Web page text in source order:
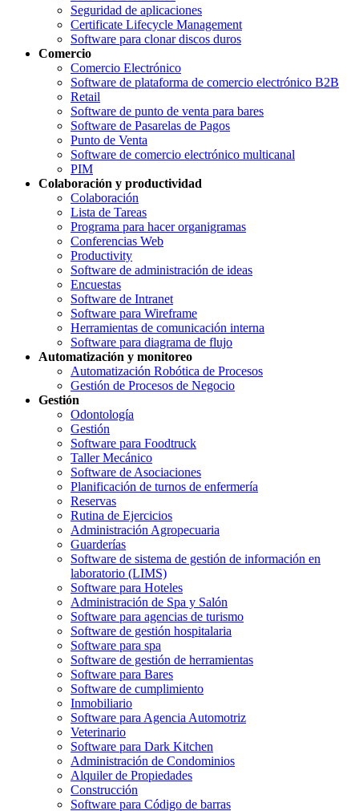
Seguridad de aplicaciones
Certificate Lifecycle Management
Software para clonar discos duros
Comercio
Comercio Electrónico
Software de plataforma de comercio electrónico B2B
Retail
Software de punto de venta para bares
Software de Pasarelas de Pagos
Punto de Venta
Software de comercio electrónico multicanal
PIM
Colaboración y productividad
Colaboración
Lista de Tareas
Programa para hacer organigramas
Conferencias Web
Productivity
Software de administración de ideas
Encuestas
Software de Intranet
Software para Wireframe
Herramientas de comunicación interna
Software para diagrama de flujo
Automatización y monitoreo
Automatización Robótica de Procesos
Gestión de Procesos de Negocio
Gestión
Odontología
Gestión
Software para Foodtruck
Taller Mecánico
Software de Asociaciones
Planificación de turnos de enfermería
Reservas
Rutina de Ejercicios
Administración Agropecuaria
Guarderías
Software de sistema de gestión de información en
laboratorio (LIMS)
Software para Hoteles
Administración de Spa y Salón
Software para agencias de turismo
Software de gestión hospitalaria
Software para spa
Software de gestión de herramientas
Software para Bares
Software de cumplimiento
Inmobiliario
Software para Agencia Automotriz
Veterinario
Software para Dark Kitchen
Administración de Condominios
Alquiler de Propiedades
Construcción
Software para Código de barras